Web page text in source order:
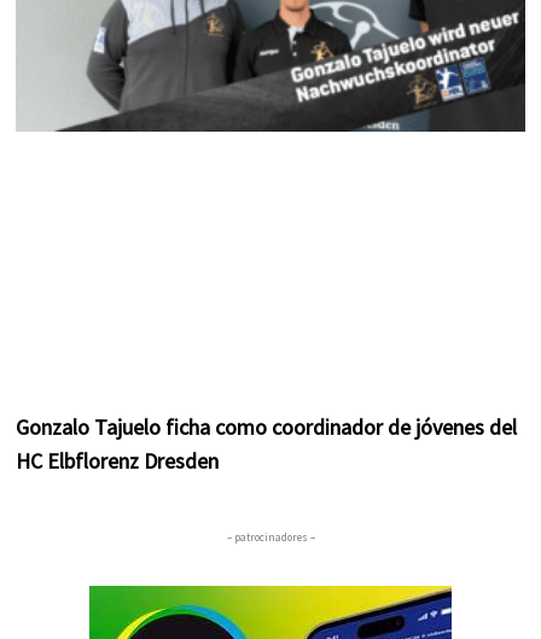
Gonzalo Tajuelo ficha como coordinador de jóvenes del
HC Elbflorenz Dresden
– patrocinadores –